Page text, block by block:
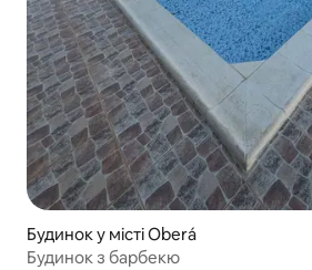
Будинок у місті Oberá
Будинок з барбекю